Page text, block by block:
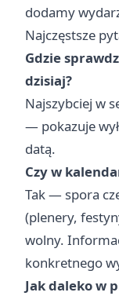
dodamy
Najczęstsze
Gdzie
dzisiaj?
Najszybciej w
— pokazuje
datą.
Czy w
Tak — spora
(plenery,
wolny.
konkretnego
Jak daleko w